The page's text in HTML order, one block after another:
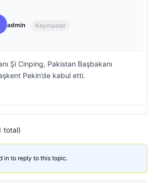
admin Keymaster
Şi Cinping, Pakistan Başbakanı
Pekin’de kabul etti.
total)
in to reply to this topic.